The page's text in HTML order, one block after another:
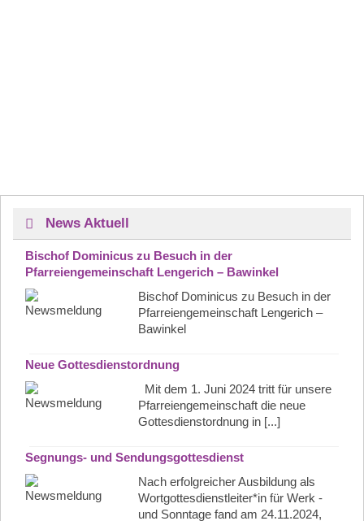
News Aktuell
Bischof Dominicus zu Besuch in der
Pfarreiengemeinschaft Lengerich – Bawinkel
Bischof Dominicus zu Besuch in der
Pfarreiengemeinschaft Lengerich –
Bawinkel
Neue Gottesdienstordnung
Mit dem 1. Juni 2024 tritt für unsere
Pfarreiengemeinschaft die neue
Gottesdienstordnung in [...]
Segnungs- und Sendungsgottesdienst
Nach erfolgreicher Ausbildung als
Wortgottesdienstleiter*in für Werk -
und Sonntage fand am 24.11.2024,